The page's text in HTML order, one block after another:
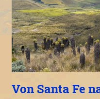
Von Santa Fe